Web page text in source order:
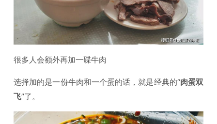
很多人会额外再加一碟牛肉
选择加的是一份牛肉和一个蛋的话，就是经典的“肉蛋双
飞”了。